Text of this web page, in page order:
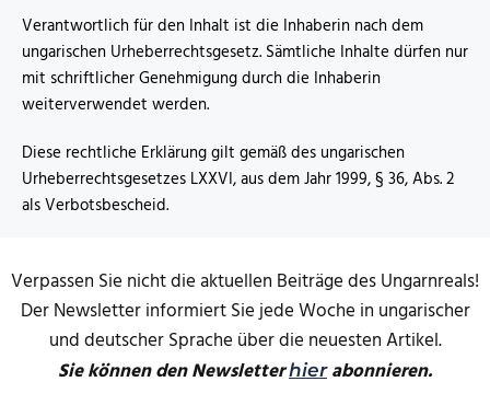
Verantwortlich für den Inhalt ist die Inhaberin nach dem
ungarischen Urheberrechtsgesetz. Sämtliche Inhalte dürfen nur
mit schriftlicher Genehmigung durch die Inhaberin
weiterverwendet werden.
Diese rechtliche Erklärung gilt gemäß des ungarischen
Urheberrechtsgesetzes LXXVI, aus dem Jahr 1999, § 36, Abs. 2
als Verbotsbescheid.
Verpassen Sie nicht die aktuellen Beiträge des Ungarnreals!
Der Newsletter informiert Sie jede Woche in ungarischer
und deutscher Sprache über die neuesten Artikel.
Sie können den Newsletterhierabonnieren.